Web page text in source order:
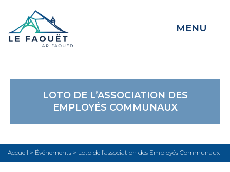
MENU
LOTO DE L’ASSOCIATION DES
EMPLOYÉS COMMUNAUX
Accueil > Événements > Loto de l’association des Employés Communaux